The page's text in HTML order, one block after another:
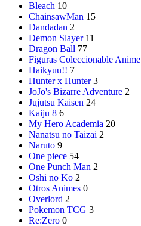
Bleach 10
ChainsawMan 15
Dandadan 2
Demon Slayer 11
Dragon Ball 77
Figuras Coleccionable Anime
Haikyuu!! 7
Hunter x Hunter 3
JoJo's Bizarre Adventure 2
Jujutsu Kaisen 24
Kaiju 8 6
My Hero Academia 20
Nanatsu no Taizai 2
Naruto 9
One piece 54
One Punch Man 2
Oshi no Ko 2
Otros Animes 0
Overlord 2
Pokemon TCG 3
Re:Zero 0